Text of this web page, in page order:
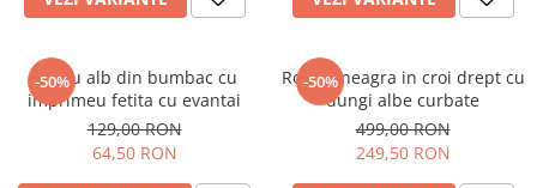
-50%
Tricou alb din bumbac cu
imprimeu fetita cu evantai
129,00 RON
64,50 RON
-50%
Rochie neagra in croi drept cu
dungi albe curbate
499,00 RON
249,50 RON